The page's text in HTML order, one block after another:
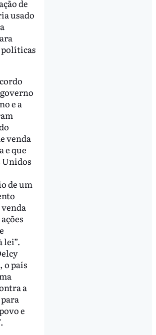
de
usado
e a
venda
e que
Unidos
de um
lei”.
o país
a
e